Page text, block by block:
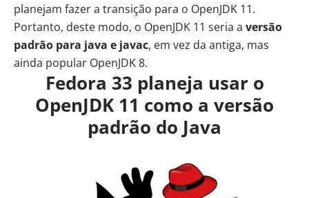
planejam fazer a transição para o OpenJDK 11.
Portanto, deste modo, o OpenJDK 11 seria a versão
padrão para java e javac, em vez da antiga, mas
ainda popular OpenJDK 8.
Fedora 33 planeja usar o
OpenJDK 11 como a versão
padrão do Java